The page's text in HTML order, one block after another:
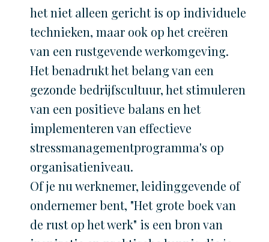
het niet alleen gericht is op individuele
technieken, maar ook op het creëren
van een rustgevende werkomgeving.
Het benadrukt het belang van een
gezonde bedrijfscultuur, het stimuleren
van een positieve balans en het
implementeren van effectieve
stressmanagementprogramma's op
organisatieniveau.
Of je nu werknemer, leidinggevende of
ondernemer bent, "Het grote boek van
de rust op het werk" is een bron van